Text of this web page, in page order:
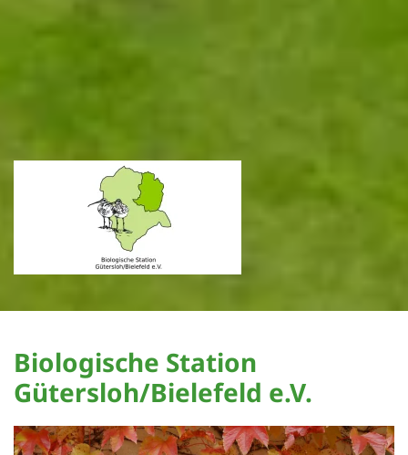
Biologische Station
Gütersloh/Bielefeld e.V.